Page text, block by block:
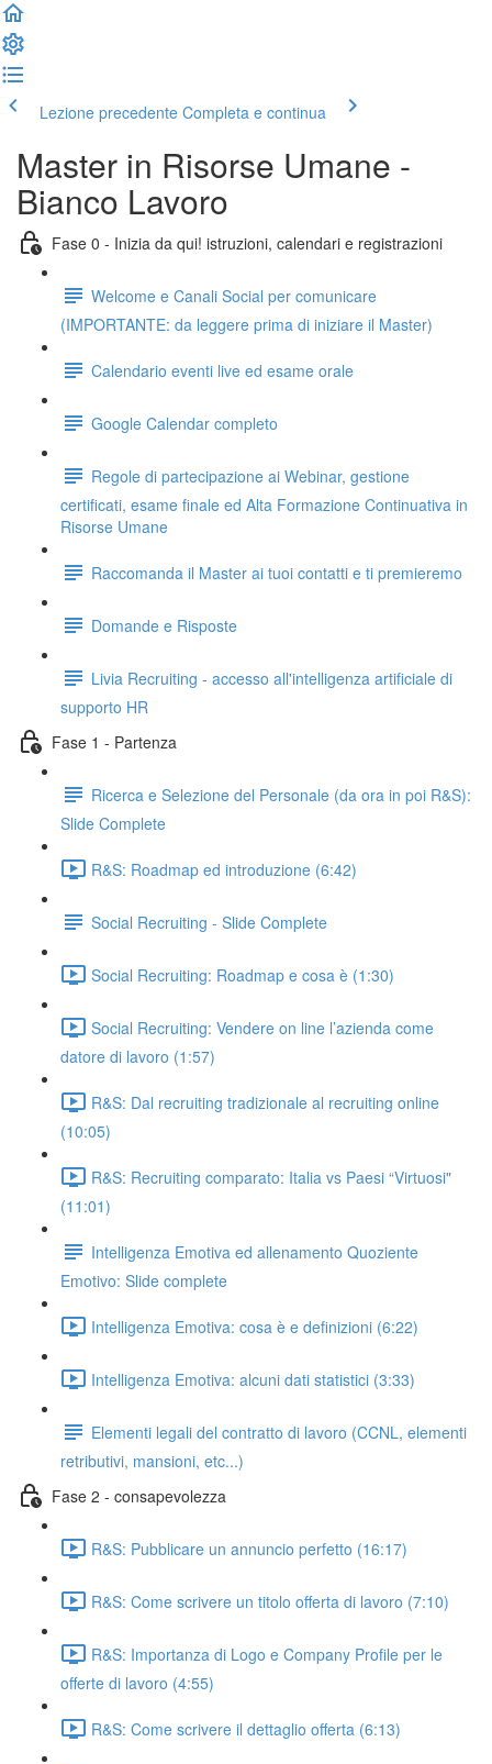
Lezione precedente Completa e continua
Master in Risorse Umane -
Bianco Lavoro
Fase 0 - Inizia da qui! istruzioni, calendari e registrazioni
Welcome e Canali Social per comunicare
(IMPORTANTE: da leggere prima di iniziare il Master)
Calendario eventi live ed esame orale
Google Calendar completo
Regole di partecipazione ai Webinar, gestione
certificati, esame finale ed Alta Formazione Continuativa in
Risorse Umane
Raccomanda il Master ai tuoi contatti e ti premieremo
Domande e Risposte
Livia Recruiting - accesso all'intelligenza artificiale di
supporto HR
Fase 1 - Partenza
Ricerca e Selezione del Personale (da ora in poi R&S):
Slide Complete
R&S: Roadmap ed introduzione (6:42)
Social Recruiting - Slide Complete
Social Recruiting: Roadmap e cosa è (1:30)
Social Recruiting: Vendere on line l’azienda come
datore di lavoro (1:57)
R&S: Dal recruiting tradizionale al recruiting online
(10:05)
R&S: Recruiting comparato: Italia vs Paesi “Virtuosi"
(11:01)
Intelligenza Emotiva ed allenamento Quoziente
Emotivo: Slide complete
Intelligenza Emotiva: cosa è e definizioni (6:22)
Intelligenza Emotiva: alcuni dati statistici (3:33)
Elementi legali del contratto di lavoro (CCNL, elementi
retributivi, mansioni, etc...)
Fase 2 - consapevolezza
R&S: Pubblicare un annuncio perfetto (16:17)
R&S: Come scrivere un titolo offerta di lavoro (7:10)
R&S: Importanza di Logo e Company Profile per le
offerte di lavoro (4:55)
R&S: Come scrivere il dettaglio offerta (6:13)